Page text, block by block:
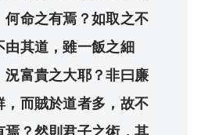
何命之有焉？如取之不
由其道，雖一飯之細
況富貴之大耶？非曰廉
，而賊於道者多，故不